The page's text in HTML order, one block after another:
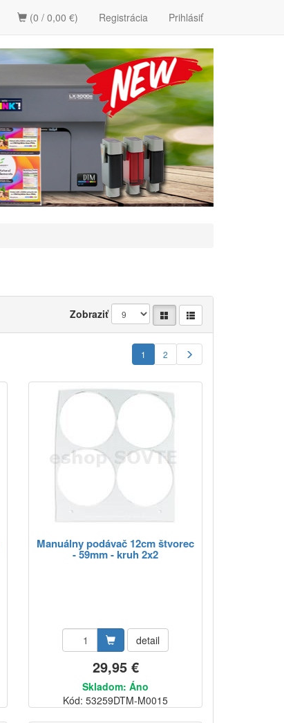
Registrácia Prihlásiť
(0 / 0,00 €)
Zobraziť
1 2
Manuálny podávač 12cm štvorec
- 59mm - kruh 2x2
detail
29,95 €
Skladom: Áno
Kód: 53259DTM-M0015